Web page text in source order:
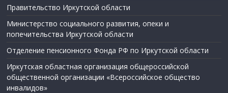
Правительство Иркутской области
Министерство социального развития, опеки и
попечительства Иркутской области
Отделение пенсионного Фонда РФ по Иркутской области
Иркутская областная организация общероссийской
общественной организации «Всероссийское общество
инвалидов»